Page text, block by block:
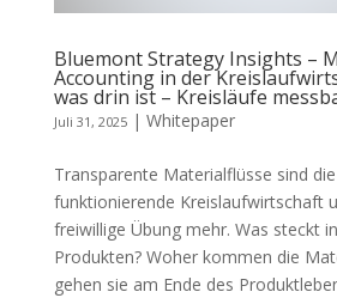
Bluemont Strategy Insights –
Accounting in der
was drin ist – Kreisläufe
Juli 31, 2025| Whitepaper
Transparente Materialflüsse sind
funktionierende Kreislaufwirtschaft
freiwillige Übung mehr. Was steckt
Produkten? Woher kommen die
gehen sie am Ende des